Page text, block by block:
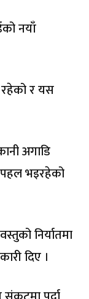
नयाँ
रहेको र यस
अगाडि
भइरहेको
निर्यातमा
दिए ।